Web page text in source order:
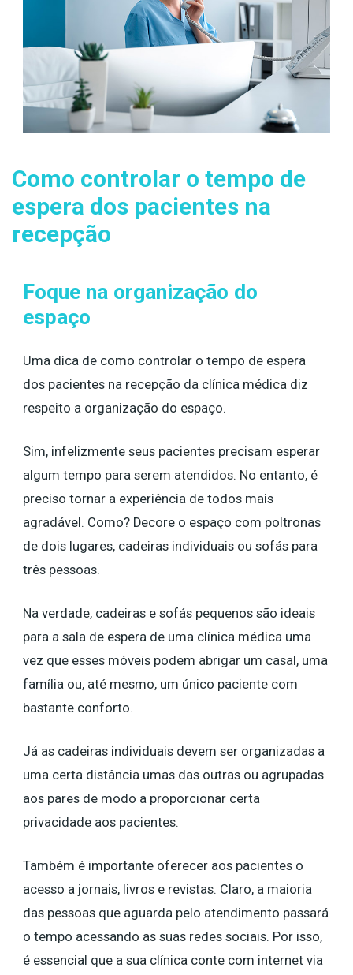
Como controlar o tempo de
espera dos pacientes na
recepção
Foque na organização do
espaço
Uma dica de como controlar o tempo de espera
dos pacientes na recepção da clínica médica diz
respeito a organização do espaço.
Sim, infelizmente seus pacientes precisam esperar
algum tempo para serem atendidos. No entanto, é
preciso tornar a experiência de todos mais
agradável. Como? Decore o espaço com poltronas
de dois lugares, cadeiras individuais ou sofás para
três pessoas.
Na verdade, cadeiras e sofás pequenos são ideais
para a sala de espera de uma clínica médica uma
vez que esses móveis podem abrigar um casal, uma
família ou, até mesmo, um único paciente com
bastante conforto.
Já as cadeiras individuais devem ser organizadas a
uma certa distância umas das outras ou agrupadas
aos pares de modo a proporcionar certa
privacidade aos pacientes.
Também é importante oferecer aos pacientes o
acesso a jornais, livros e revistas. Claro, a maioria
das pessoas que aguarda pelo atendimento passará
o tempo acessando as suas redes sociais. Por isso,
é essencial que a sua clínica conte com internet via